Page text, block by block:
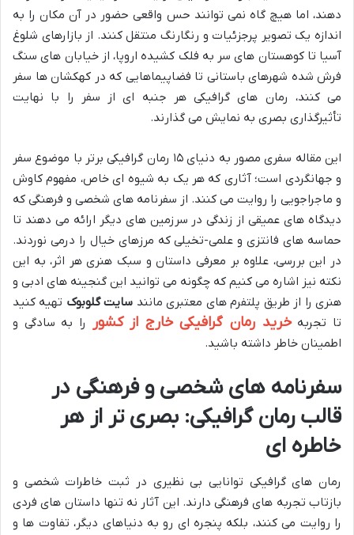
دهند، اما هیچ گاه نمی توانند حس واقعی حضور در آن مکان را به
اندازه یک تصویر پرجزئیات و رنگارنگ منتقل کنند. از بازارهای شلوغ
آسیا تا کوهستان های سر به فلک کشیده اروپا، از خیابان های سنگ
فرش شده شهرهای باستانی تا فضاپیماهایی که در کهکشان ها سفر
می کنند، رمان های گرافیکی هر جنبه ای از سفر را با نهایت
تأثیرگذاری بصری به نمایش می گذارند.
این مقاله سفری مصور به دنیای ۱۵ رمان گرافیکی برتر با موضوع سفر
و جهانگردی است؛ آثاری که هر یک به شیوه ای خاص، مفهوم کاوش
و ماجراجویی را روایت می کنند. از سفرنامه های شخصی و فرهنگی که
دیدگاه های عمیقی از زندگی در سرزمین های دیگر ارائه می دهند تا
حماسه های فانتزی و علمی-تخیلی که مرزهای خیال را درمی نوردند.
در این بررسی، علاوه بر معرفی داستان و سبک هنری هر اثر، به این
نکته نیز اشاره می کنیم که چگونه می توانید این گنجینه های ادبی و
هنری را از طریق پلتفرم های معتبری مانند سایت گلوبوک تهیه کنید
تا تجربهخرید رمان گرافیکی خارج از کشور
را به سادگی و
اطمینان خاطر داشته باشید.
سفرنامه های شخصی و فرهنگی در
قالب رمان گرافیکی: بصری تر از هر
خاطره ای
رمان های گرافیکی توانایی بی نظیری در ثبت خاطرات شخصی و
بازتاب تجربه های فرهنگی دارند. این آثار نه تنها داستان های فردی
را روایت می کنند، بلکه پنجره ای رو به دنیاهای دیگر، تفاوت ها و